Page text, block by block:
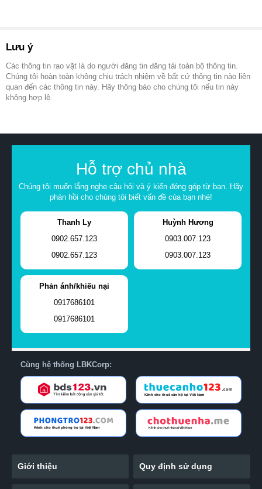
Lưu ý
Các thông tin rao vặt là do người đăng tin đăng tải toàn bộ thông tin.
Chúng tôi hoàn toàn không chịu trách nhiệm về bất cứ thông tin nào liên
quan đến các thông tin này. Hãy thông báo cho chúng tôi nếu tin này
không hợp lệ.
Hỗ trợ chủ nhà
Chúng tôi muốn lắng nghe câu hỏi và ý kiến đóng góp từ bạn. Hãy
phản hồi cho chúng tôi biết vấn đề của bạn nhé!
Thanh Ly
0902.657.123
0902.657.123
Huỳnh Hương
0903.007.123
0903.007.123
Phản ánh/khiếu nại
0917686101
0917686101
Cùng hệ thống LBKCorp:
Giới thiệu Quy định sử dụng